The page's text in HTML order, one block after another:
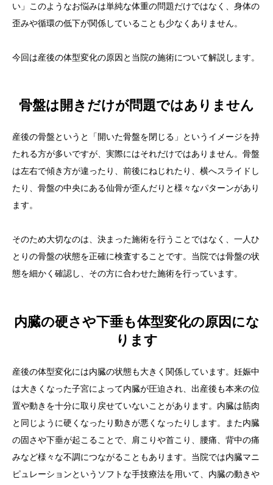
い」このようなお悩みは単純な体重の問題だけではなく、身体の
歪みや循環の低下が関係していることも少なくありません。
今回は産後の体型変化の原因と当院の施術について解説します。
骨盤は開きだけが問題ではありません
産後の骨盤というと「開いた骨盤を閉じる」というイメージを持
たれる方が多いですが、実際にはそれだけではありません。骨盤
は左右で傾き方が違ったり、前後にねじれたり、横へスライドし
たり、骨盤の中央にある仙骨が歪んだりと様々なパターンがあり
ます。
そのため大切なのは、決まった施術を行うことではなく、一人ひ
とりの骨盤の状態を正確に検査することです。当院では骨盤の状
態を細かく確認し、その方に合わせた施術を行っています。
内臓の硬さや下垂も体型変化の原因にな
ります
産後の体型変化には内臓の状態も大きく関係しています。妊娠中
は大きくなった子宮によって内臓が圧迫され、出産後も本来の位
置や動きを十分に取り戻せていないことがあります。内臓は筋肉
と同じように硬くなったり動きが悪くなったりします。また内臓
の固さや下垂が起こることで、肩こりや首こり、腰痛、背中の痛
みなど様々な不調につながることもあります。当院では内臓マニ
ピュレーションというソフトな手技療法を用いて、内臓の動きや